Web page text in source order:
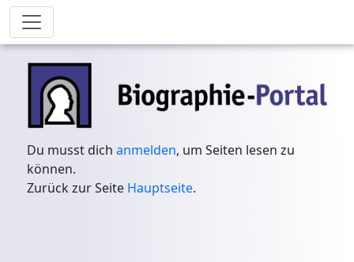
Du musst dichanmelden, um Seiten lesen zu
können.
Zurück zur Seite Hauptseite.